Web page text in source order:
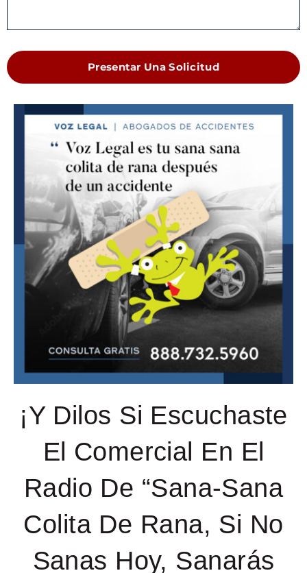
Presentar Una Solicitud
¡Y Dilos Si Escuchaste
El Comercial En El
Radio De “Sana-Sana
Colita De Rana, Si No
Sanas Hoy, Sanarás